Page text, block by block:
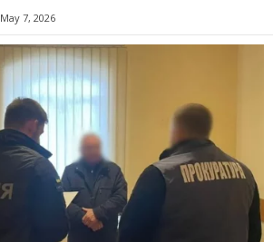
May 7, 2026